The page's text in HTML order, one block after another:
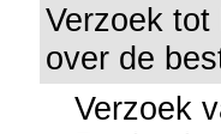
Verzoek
over de
Verzoek